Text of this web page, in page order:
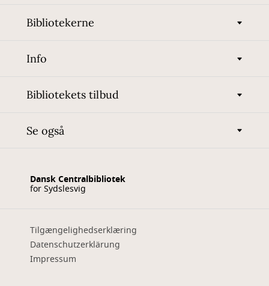
Bibliotekerne
Info
Bibliotekets tilbud
Se også
Dansk Centralbibliotek
for Sydslesvig
Tilgængelighedserklæring
Datenschutzerklärung
Impressum